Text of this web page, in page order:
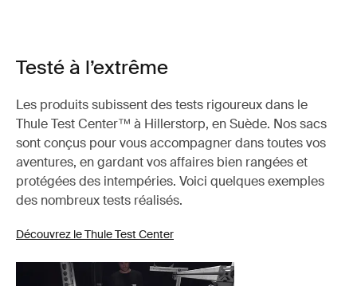
Testé à l’extrême
Les produits subissent des tests rigoureux dans le
Thule Test Center™ à Hillerstorp, en Suède. Nos sacs
sont conçus pour vous accompagner dans toutes vos
aventures, en gardant vos affaires bien rangées et
protégées des intempéries. Voici quelques exemples
des nombreux tests réalisés.
Découvrez le Thule Test Center